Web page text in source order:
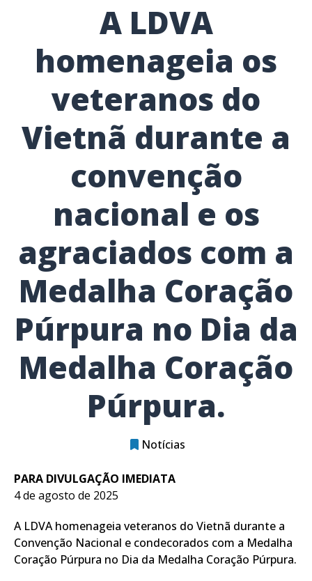
A LDVA
homenageia os
veteranos do
Vietnã durante a
convenção
nacional e os
agraciados com a
Medalha Coração
Púrpura no Dia da
Medalha Coração
Púrpura.
Notícias
PARA DIVULGAÇÃO IMEDIATA
4 de agosto de 2025
A LDVA homenageia veteranos do Vietnã durante a
Convenção Nacional e condecorados com a Medalha
Coração Púrpura no Dia da Medalha Coração Púrpura.